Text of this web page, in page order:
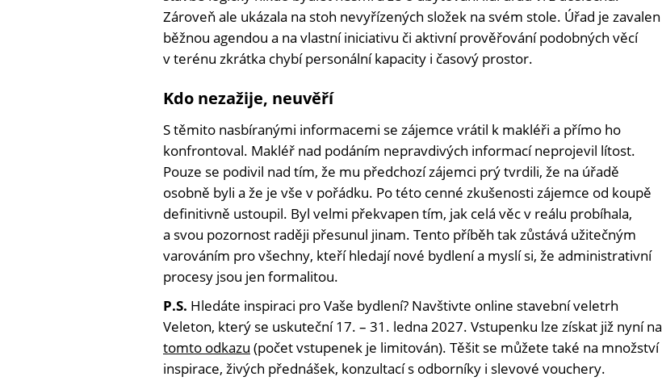
Zároveň ale ukázala na stoh nevyřízených složek na svém stole. Úřad je zavalen
běžnou agendou a na vlastní iniciativu či aktivní prověřování podobných věcí
v terénu zkrátka chybí personální kapacity i časový prostor.
Kdo nezažije, neuvěří
S těmito nasbíranými informacemi se zájemce vrátil k makléři a přímo ho
konfrontoval. Makléř nad podáním nepravdivých informací neprojevil lítost.
Pouze se podivil nad tím, že mu předchozí zájemci prý tvrdili, že na úřadě
osobně byli a že je vše v pořádku. Po této cenné zkušenosti zájemce od koupě
definitivně ustoupil. Byl velmi překvapen tím, jak celá věc v reálu probíhala,
a svou pozornost raději přesunul jinam. Tento příběh tak zůstává užitečným
varováním pro všechny, kteří hledají nové bydlení a myslí si, že administrativní
procesy jsou jen formalitou.
P.S. Hledáte inspiraci pro Vaše bydlení? Navštivte online stavební veletrh
Veleton, který se uskuteční 17. – 31. ledna 2027. Vstupenku lze získat již nyní na
tomto odkazu (počet vstupenek je limitován). Těšit se můžete také na množství
inspirace, živých přednášek, konzultací s odborníky i slevové vouchery.